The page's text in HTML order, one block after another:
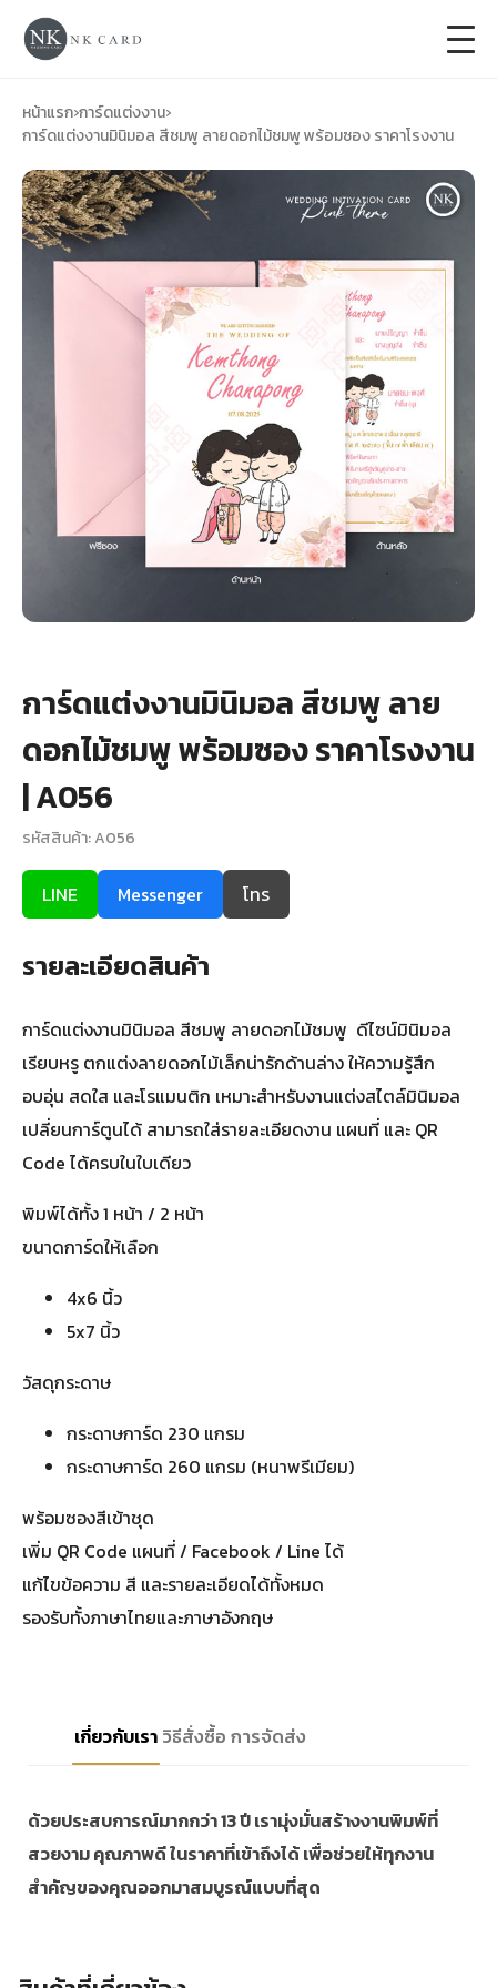
การ์ดแต่งงาน
ของชำร่วยงานแต่ง +
ของรับไหว้
ป้ายของชำร่วยงานแต่ง
รับพิมพ์หน้าซอง
Wax Seal Sticker | สติกเกอร์ตราครั่งปิดซอง
เกี่ยวกับเรา
บทความ
หน้าแรก›การ์ดแต่งงาน›
การ์ดแต่งงานมินิมอล สีชมพู ลายดอกไม้ชมพู พร้อมซอง ราคาโรงงาน
การ์ดแต่งงานมินิมอล สีชมพู ลาย
ดอกไม้ชมพู พร้อมซอง ราคาโรงงาน
| A056
รหัสสินค้า: A056
LINE Messenger โทร
รายละเอียดสินค้า
การ์ดแต่งงานมินิมอล สีชมพู ลายดอกไม้ชมพู ดีไซน์มินิมอล
เรียบหรู ตกแต่งลายดอกไม้เล็กน่ารักด้านล่าง ให้ความรู้สึก
อบอุ่น สดใส และโรแมนติก เหมาะสำหรับงานแต่งสไตล์มินิมอล
เปลี่ยนการ์ตูนได้ สามารถใส่รายละเอียดงาน แผนที่ และ QR
Code ได้ครบในใบเดียว
พิมพ์ได้ทั้ง 1 หน้า / 2 หน้า
ขนาดการ์ดให้เลือก
4x6 นิ้ว
5x7 นิ้ว
วัสดุกระดาษ
กระดาษการ์ด 230 แกรม
กระดาษการ์ด 260 แกรม (หนาพรีเมียม)
พร้อมซองสีเข้าชุด
เพิ่ม QR Code แผนที่ / Facebook / Line ได้
แก้ไขข้อความ สี และรายละเอียดได้ทั้งหมด
รองรับทั้งภาษาไทยและภาษาอังกฤษ
เกี่ยวกับเรา วิธีสั่งซื้อ การจัดส่ง
ด้วยประสบการณ์มากกว่า 13 ปี เรามุ่งมั่นสร้างงานพิมพ์ที่
สวยงาม คุณภาพดี ในราคาที่เข้าถึงได้ เพื่อช่วยให้ทุกงาน
สำคัญของคุณออกมาสมบูรณ์แบบที่สุด